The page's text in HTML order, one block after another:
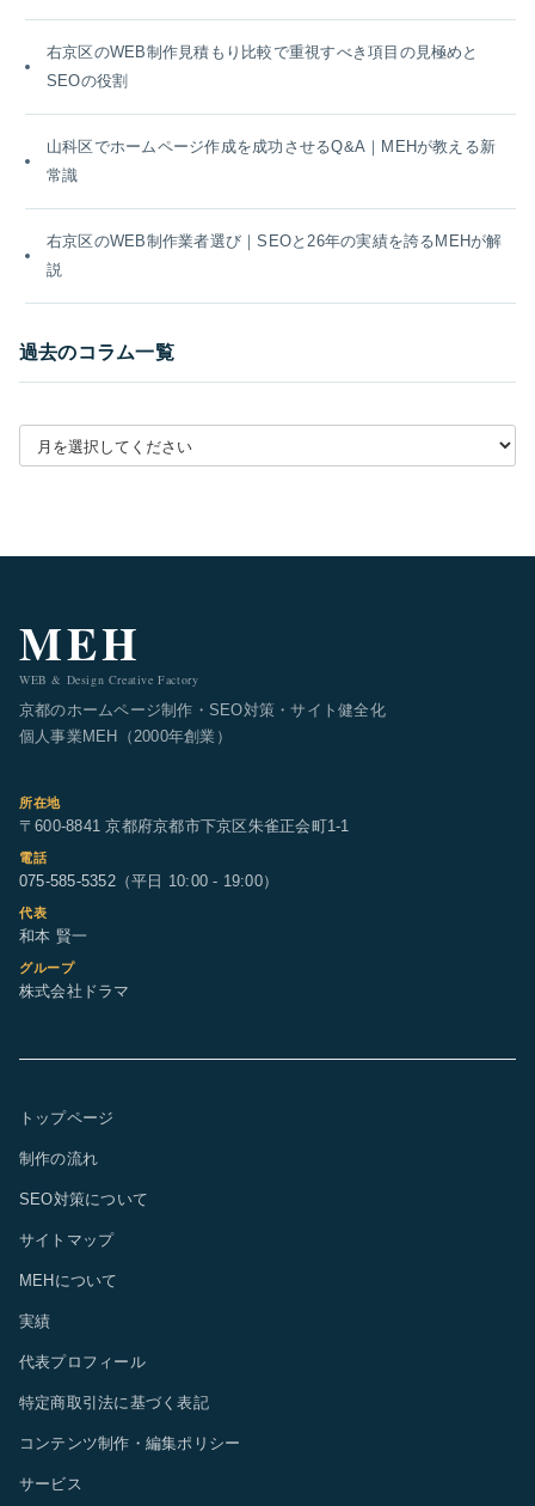
右京区のWEB制作見積もり比較で重視すべき項目の見極めと
SEOの役割
山科区でホームページ作成を成功させるQ&A｜MEHが教える新
常識
右京区のWEB制作業者選び｜SEOと26年の実績を誇るMEHが解
説
過去のコラム一覧
月別アーカイブを選択
MEH
WEB & Design Creative Factory
京都のホームページ制作・SEO対策・サイト健全化
個人事業MEH（2000年創業）
所在地
〒600-8841 京都府京都市下京区朱雀正会町1-1
電話
075-585-5352（平日 10:00 - 19:00）
代表
和本 賢一
グループ
株式会社ドラマ
トップページ
制作の流れ
SEO対策について
サイトマップ
MEHについて
実績
代表プロフィール
特定商取引法に基づく表記
コンテンツ制作・編集ポリシー
サービス